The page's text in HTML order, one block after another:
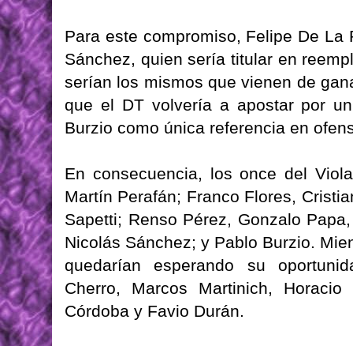
Para este compromiso, Felipe De
Sánchez, quien sería titular en
serían los mismos que vienen de
que el DT volvería a apostar por
Burzio como única referencia en
En consecuencia, los once del
Martín Perafán; Franco Flores,
Sapetti; Renso Pérez, Gonzalo
Nicolás Sánchez; y Pablo Burzio.
quedarían esperando su
Cherro, Marcos Martinich,
Córdoba y Favio Durán.